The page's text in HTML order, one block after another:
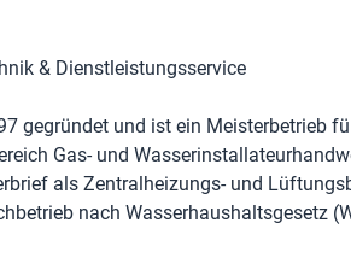
& Dienstleistungsservice
gegründet und ist ein Meisterbetrieb
Gas- und
als Zentralheizungs- und
nach Wasserhaushaltsgesetz